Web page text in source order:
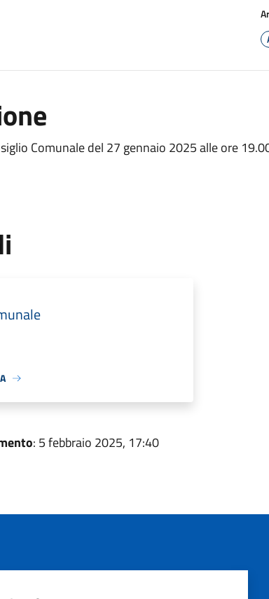
Comunale del 27 gennaio 2025 alle ore
: 5 febbraio 2025, 17:40